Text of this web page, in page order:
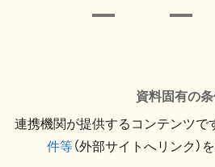
資料固有の
連携機関が提供するコンテンツで
件等（外部サイトへリンク）